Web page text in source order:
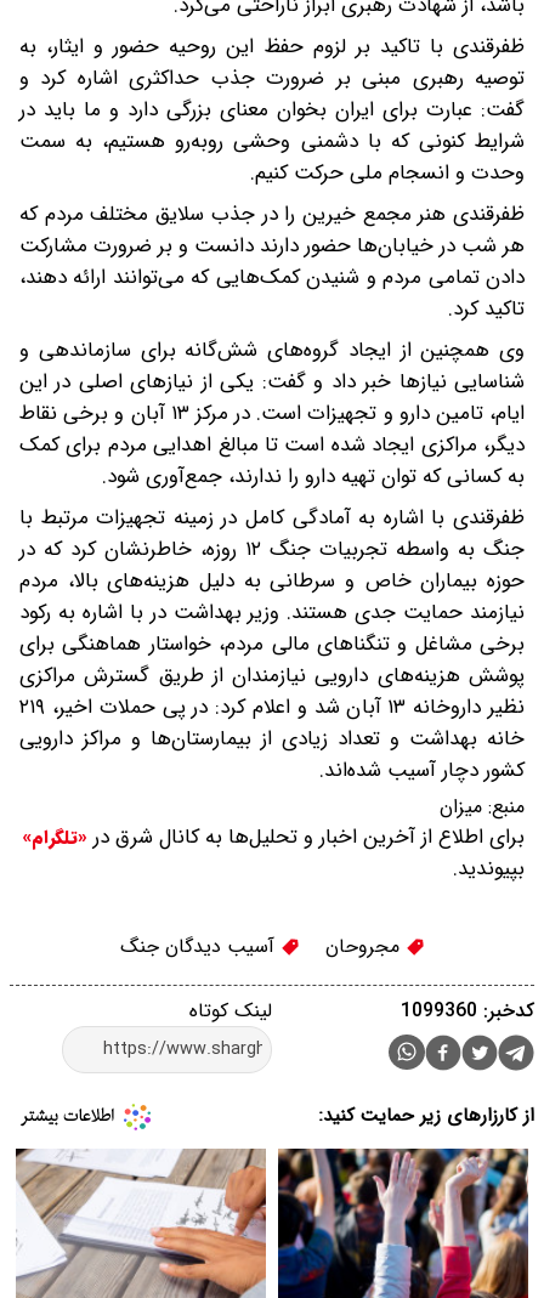
ظفرقندی با تاکید بر لزوم حفظ این روحیه حضور و ایثار، به
توصیه رهبری مبنی بر ضرورت جذب حداکثری اشاره کرد و
گفت: عبارت برای ایران بخوان معنای بزرگی دارد و ما باید در
شرایط کنونی که با دشمنی وحشی رو‌به‌رو هستیم، به سمت
وحدت و انسجام ملی حرکت کنیم.
ظفرقندی هنر مجمع خیرین را در جذب سلایق مختلف مردم که
هر شب در خیابان‌ها حضور دارند دانست و بر ضرورت مشارکت
دادن تمامی مردم و شنیدن کمک‌هایی که می‌توانند ارائه دهند،
تاکید کرد.
وی همچنین از ایجاد گروه‌های شش‌گانه برای سازماندهی و
شناسایی نیاز‌ها خبر داد و گفت: یکی از نیاز‌های اصلی در این
ایام، تامین دارو و تجهیزات است. در مرکز ۱۳ آبان و برخی نقاط
دیگر، مراکزی ایجاد شده است تا مبالغ اهدایی مردم برای کمک
به کسانی که توان تهیه دارو را ندارند، جمع‌آوری شود.
ظفرقندی با اشاره به آمادگی کامل در زمینه تجهیزات مرتبط با
جنگ به واسطه تجربیات جنگ ۱۲ روزه، خاطرنشان کرد که در
حوزه بیماران خاص و سرطانی به دلیل هزینه‌های بالا، مردم
نیازمند حمایت جدی هستند. وزیر بهداشت در با اشاره به رکود
برخی مشاغل و تنگنا‌های مالی مردم، خواستار هماهنگی برای
پوشش هزینه‌های دارویی نیازمندان از طریق گسترش مراکزی
نظیر داروخانه ۱۳ آبان شد و اعلام کرد: در پی حملات اخیر، ۲۱۹
خانه بهداشت و تعداد زیادی از بیمارستان‌ها و مراکز دارویی
کشور دچار آسیب شده‌اند.
منبع: میزان
برای اطلاع از آخرین اخبار و تحلیل‌ها به کانال شرق در «تلگرام»
بپیوندید.
مجروحان آسیب دیدگان جنگ
لینک کوتاه کدخبر: 1099360
از کارزارهای زیر حمایت کنید: